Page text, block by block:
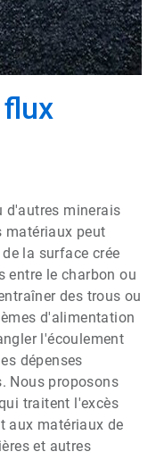
d'autres minerais
matériaux peut
la surface crée
entre le charbon ou
des trous ou
d'alimentation
l'écoulement
dépenses
Nous proposons
traitent l'excès
aux matériaux de
et autres